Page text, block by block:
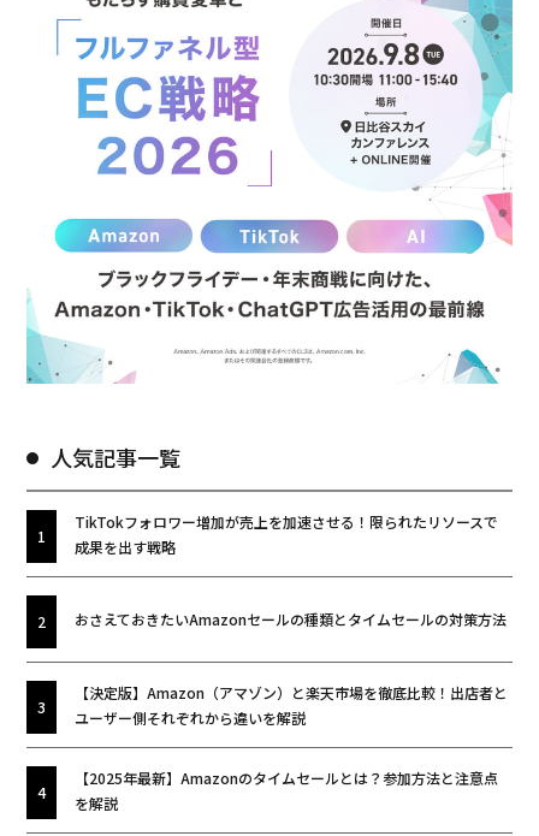
人気記事一覧
TikTokフォロワー増加が売上を加速させる！限られたリソースで
成果を出す戦略
おさえておきたいAmazonセールの種類とタイムセールの対策方法
【決定版】Amazon（アマゾン）と楽天市場を徹底比較！出店者と
ユーザー側それぞれから違いを解説
【2025年最新】Amazonのタイムセールとは？参加方法と注意点
を解説